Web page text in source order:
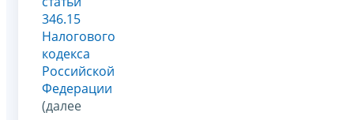
346.15
Налогового
кодекса
Российской
Федерации
(далее